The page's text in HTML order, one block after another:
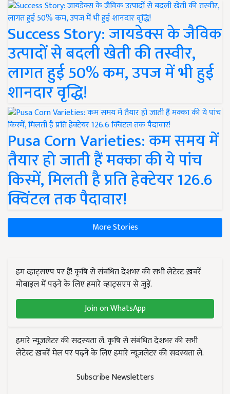
Success Story: जायडेक्स के जैविक
उत्पादों से बदली खेती की तस्वीर,
लागत हुई 50% कम, उपज में भी हुई
शानदार वृद्धि!
Pusa Corn Varieties: कम समय में
तैयार हो जाती हैं मक्का की ये पांच
किस्में, मिलती है प्रति हेक्टेयर 126.6
क्विंटल तक पैदावार!
More Stories
हम व्हाट्सएप पर हैं! कृषि से संबंधित देशभर की सभी लेटेस्ट ख़बरें
मोबाइल में पढ़ने के लिए हमारे व्हाट्सएप से जुड़ें.
Join on WhatsApp
हमारे न्यूज़लेटर की सदस्यता लें. कृषि से संबंधित देशभर की सभी
लेटेस्ट ख़बरें मेल पर पढ़ने के लिए हमारे न्यूज़लेटर की सदस्यता लें.
Subscribe Newsletters